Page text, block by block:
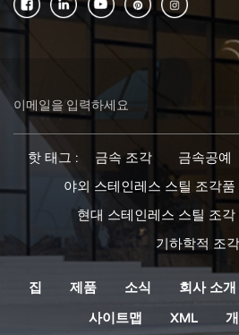
핫 태그 : 금속 조각 금속공예
야외 스테인레스 스틸 조각품
현대 스테인레스 스틸 조각
기하학적 조각
집 제품 소식 회사 소개
사이트맵
XML